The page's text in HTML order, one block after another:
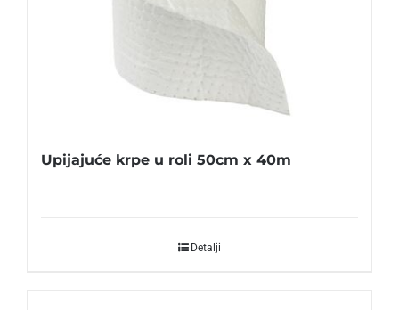
Upijajuće krpe u roli 50cm x 40m
Detalji